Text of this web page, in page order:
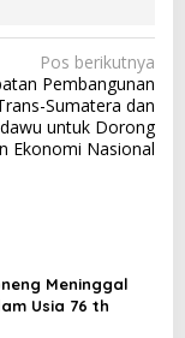
Pos berikutnya
Pembangunan
Sumatera dan
untuk Dorong
Ekonomi Nasional
Meninggal
Usia 76 th